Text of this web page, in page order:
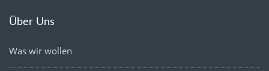
Über Uns
Was wir wollen